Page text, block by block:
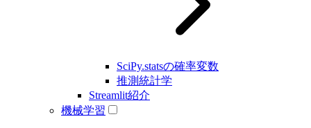
SciPy.statsの確率変数
推測統計学
Streamlit紹介
機械学習